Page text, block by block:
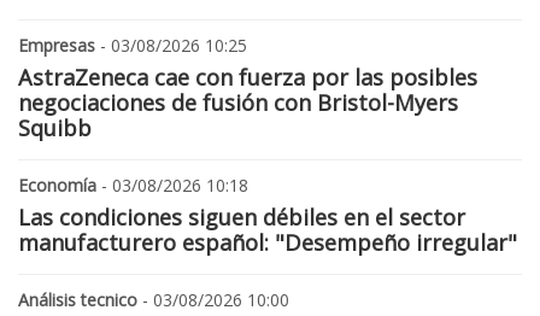
Empresas - 03/08/2026 10:25
AstraZeneca cae con fuerza por las posibles
negociaciones de fusión con Bristol-Myers
Squibb
Economía - 03/08/2026 10:18
Las condiciones siguen débiles en el sector
manufacturero español: "Desempeño irregular"
Análisis tecnico - 03/08/2026 10:00